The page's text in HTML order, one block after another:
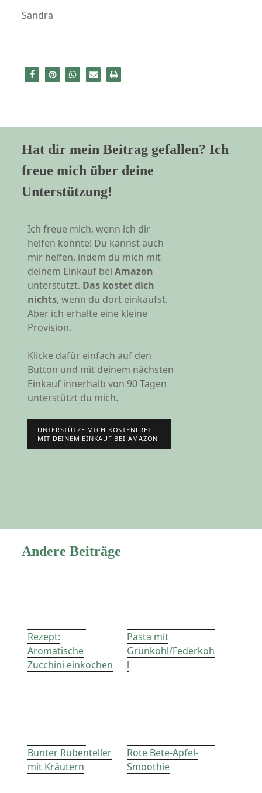
Sandra
Hat dir mein Beitrag gefallen? Ich
freue mich über deine
Unterstützung!
Ich freue mich, wenn ich dir
helfen konnte! Du kannst auch
mir helfen, indem du mich mit
deinem Einkauf beiAmazon
unterstützt. Das kostet dich
nichts, wenn du dort einkaufst.
Aber ich erhalte eine kleine
Provision.
Klicke dafür einfach auf den
Button und mit deinem nächsten
Einkauf innerhalb von 90 Tagen
unterstützt du mich.
UNTERSTÜTZE MICH KOSTENFREI
MIT DEINEM EINKAUF BEI AMAZON
Andere Beiträge
Rezept:
Aromatische
Zucchini einkochen
Pasta mit
Grünkohl/Federkoh
l
Bunter Rübenteller
mit Kräutern
Rote Bete-Apfel-
Smoothie